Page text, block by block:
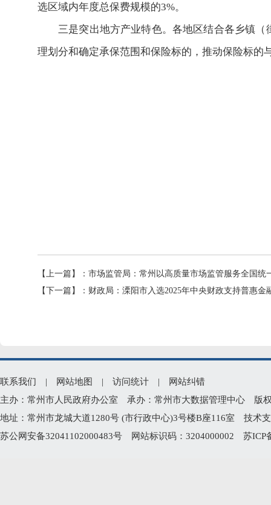
选区域内年度总保费规模的3%。
三是突出地方产业特色。各地区结合各乡镇
理划分和确定承保范围和保险标的，推动保险标
【上一篇】： 市场监管局：常州以高质量市场监管服务全国统
【下一篇】： 财政局：溧阳市入选2025年中央财政支持普惠金
联系我们 | 网站地图 | 访问统计 |
网站纠错
主办：常州市人民政府办公室 承办：常州市大数据管理中心 版
地址：常州市龙城大道1280号 (市行政中心)3号楼B座116室 技术
苏公网安备32041102000483号 网站标识码：3204000002 苏ICP